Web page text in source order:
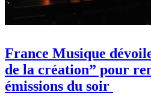
France Musique
de la création” pour
émissions du soir